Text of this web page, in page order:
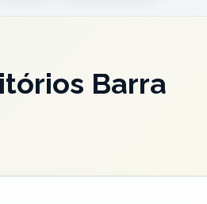
Barra